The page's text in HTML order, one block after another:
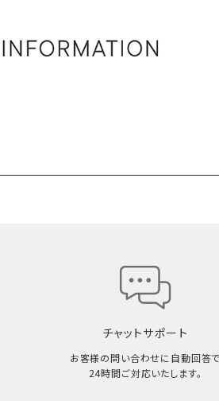
チャットサポート
お客様の問い合わせに自動回答で
24時間ご対応いたします。